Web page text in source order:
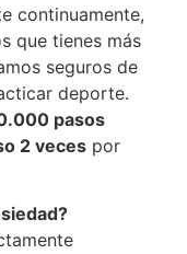
continuamente,
que tienes más
seguros de
deporte.
pasos
2 veces por